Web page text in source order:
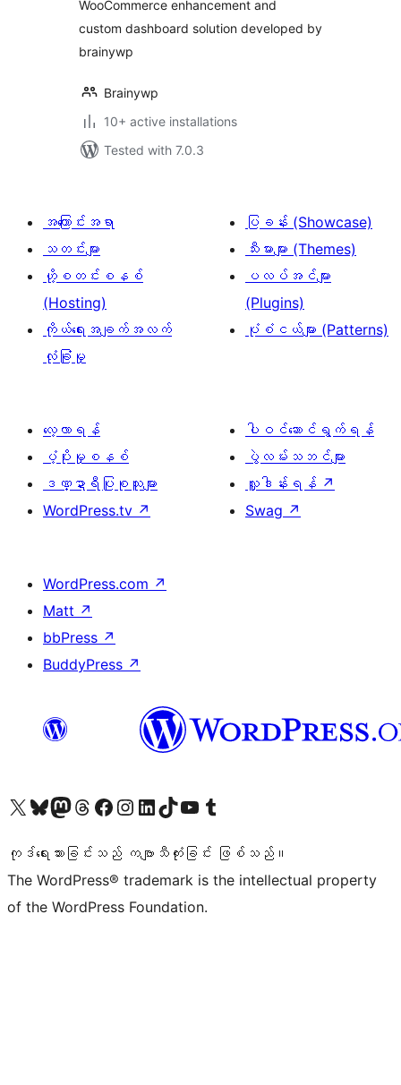
WooCommerce enhancement and
custom dashboard solution developed by
brainywp
Brainywp
10+ active installations
Tested with 7.0.3
အကြောင်းအရာ
သတင်းများ
ဟို့စတင်းစနစ်
(Hosting)
ကိုယ်ရေးအချက်အလက်
လုံခြုံမှု
ပြခန်း (Showcase)
သီးမားများ (Themes)
ပလပ်အင်များ
(Plugins)
ပုံစံငယ်များ (Patterns)
လေ့လာရန်
ပံ့ပိုးမှုစနစ်
ဒဏ္ဍာရီပြုစုသူများ
WordPress.tv ↗
ပါဝင်ဆောင်ရွက်ရန်
ပွဲလမ်းသဘင်များ
လှူဒါန်းရန် ↗
Swag ↗
WordPress.com ↗
Matt ↗
bbPress ↗
BuddyPress ↗
ကျွန်ုပ်တို့၏ X (ယခင် Twitter) အကောင့်သို့ သွားရောက်ကြည့်ရှုပါကျွန်ုပ်တို့၏ Bluesky အကောင့်သို့ ဝင်ရောက်ကြည့်ရှုရန်
ကျွန်ုပ်တို့၏ Mastodon အကောင့်သို့ သွားရောက်ကြည့်ရှုပါကျွန်ုပ်တို့၏ Threads အကောင့်သို့ ဝင်ရောက်ကြည့်ရှုရန်
ကျွန်ုပ်တို့၏ Facebook စာမျက်နှာသို့ သွားရောက်ကြည့်ရှုပါကျွန်ုပ်တို့၏ Instagram အကောင့်သို့ သွားရောက်ကြည့်ရှုပါ ကျွန်ုပ်တို့၏ LinkedIn အကောင့်သို့ သွားရောက်ကြည့်ရှုပါကျွန်ုပ်တို့၏ TikTok အကောင့်သို့ ဝင်ရောက်ကြည့်ရှုရန်
ကျွန်ုပ်တို့၏ YouTube ချန်နယ်သို့ သွားရောက်ကြည့်ရှုပါ ကျွန်ုပ်တို့၏ Tumblr အကောင့်သို့ ဝင်ရောက်ကြည့်ရှုရန်
ကုဒ်ရေးသားခြင်းသည် ကဗျာသီကုံးခြင်း ဖြစ်သည်။
The WordPress® trademark is the intellectual property
of the WordPress Foundation.